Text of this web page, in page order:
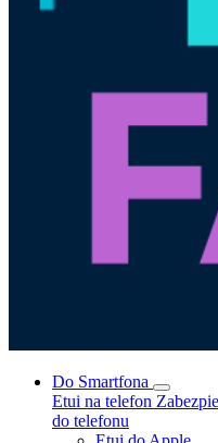
Do Smartfona
Etui na telefon
do telefonu